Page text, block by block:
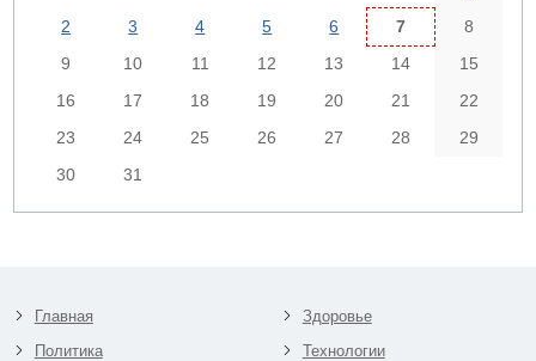
2
3 4 5 6 7
8
9
10 11 12 13 14
15
16
17 18 19 20 21
22
23
24 25 26 27 28
29
30
31
Главная
Политика
Здоровье
Технологии